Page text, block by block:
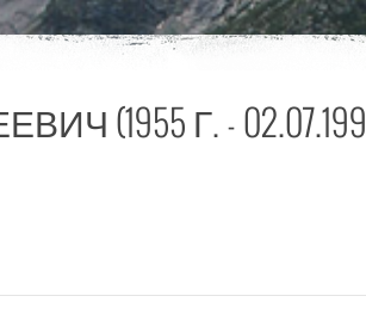
(1955 Г. -